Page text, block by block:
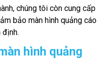
chúng tôi còn cung cấp
bảo màn hình quảng cáo
định.
hình quảng